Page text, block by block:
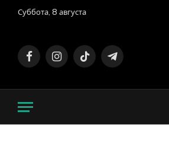
Суббота, 8 августа
FacebookInstagramTikTok Telegram